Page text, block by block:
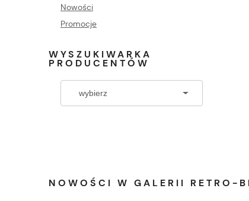
Nowości
Promocje
WYSZUKIWARKA
PRODUCENTÓW
NOWOŚCI W GALERII RETRO-